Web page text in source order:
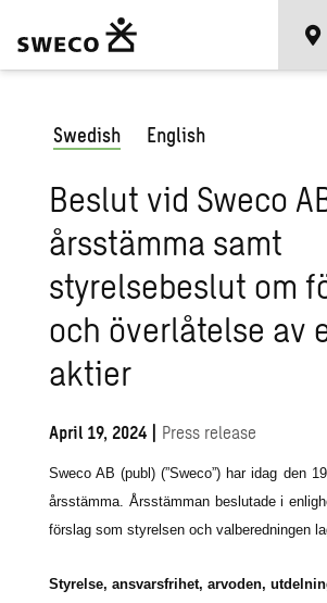
Swedish English
Beslut vid Sweco
årsstämma samt
styrelsebeslut om
och överlåtelse av
aktier
April 19, 2024 | Press release
Sweco AB (publ) (”Sweco”) har idag den
årsstämma. Årsstämman beslutade i
förslag som styrelsen och valberedningen
Styrelse, ansvarsfrihet, arvoden,